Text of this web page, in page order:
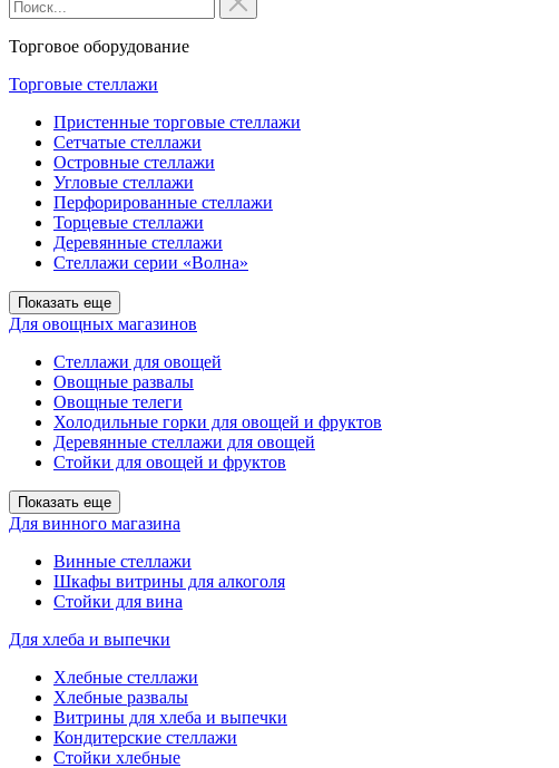
Торговое оборудование
Торговые стеллажи
Пристенные торговые стеллажи
Сетчатые стеллажи
Островные стеллажи
Угловые стеллажи
Перфорированные стеллажи
Торцевые стеллажи
Деревянные стеллажи
Стеллажи серии «Волна»
Показать еще
Для овощных магазинов
Стеллажи для овощей
Овощные развалы
Овощные телеги
Холодильные горки для овощей и фруктов
Деревянные стеллажи для овощей
Стойки для овощей и фруктов
Показать еще
Для винного магазина
Винные стеллажи
Шкафы витрины для алкоголя
Стойки для вина
Для хлеба и выпечки
Хлебные стеллажи
Хлебные развалы
Витрины для хлеба и выпечки
Кондитерские стеллажи
Стойки хлебные